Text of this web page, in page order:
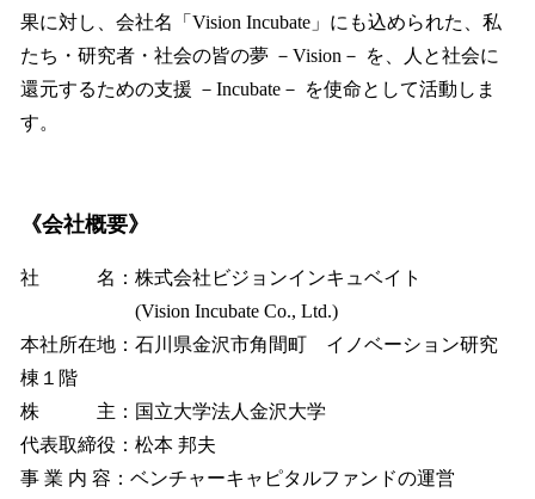
果に対し、会社名「Vision Incubate」にも込められた、私
たち・研究者・社会の皆の夢 －Vision－ を、人と社会に
還元するための支援 －Incubate－ を使命として活動しま
す。
《会社概要》
社 名：株式会社ビジョンインキュベイト
(Vision Incubate Co., Ltd.)
本社所在地：石川県金沢市角間町 イノベーション研究
棟１階
株 主：国立大学法人金沢大学
代表取締役：松本 邦夫
事 業 内 容：ベンチャーキャピタルファンドの運営